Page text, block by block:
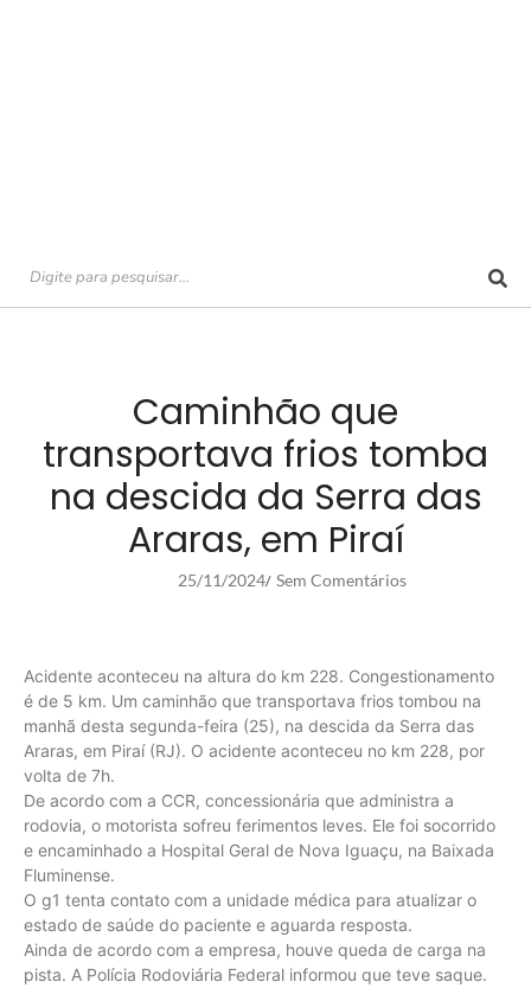
Caminhão que
transportava frios tomba
na descida da Serra das
Araras, em Piraí
25/11/2024/ Sem Comentários
Acidente aconteceu na altura do km 228. Congestionamento
é de 5 km. Um caminhão que transportava frios tombou na
manhã desta segunda-feira (25), na descida da Serra das
Araras, em Piraí (RJ). O acidente aconteceu no km 228, por
volta de 7h.
De acordo com a CCR, concessionária que administra a
rodovia, o motorista sofreu ferimentos leves. Ele foi socorrido
e encaminhado a Hospital Geral de Nova Iguaçu, na Baixada
Fluminense.
O g1 tenta contato com a unidade médica para atualizar o
estado de saúde do paciente e aguarda resposta.
Ainda de acordo com a empresa, houve queda de carga na
pista. A Polícia Rodoviária Federal informou que teve saque.